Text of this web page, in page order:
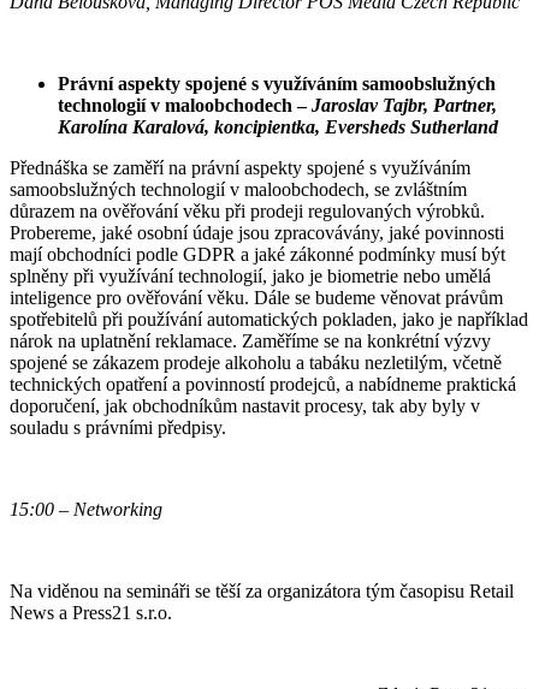
Právní aspekty spojené s využíváním samoobslužných
technologií v maloobchodech –Jaroslav Tajbr, Partner,
Karolína Karalová, koncipientka, Eversheds Sutherland
Přednáška se zaměří na právní aspekty spojené s využíváním
samoobslužných technologií v maloobchodech, se zvláštním
důrazem na ověřování věku při prodeji regulovaných výrobků.
Probereme, jaké osobní údaje jsou zpracovávány, jaké povinnosti
mají obchodníci podle GDPR a jaké zákonné podmínky musí být
splněny při využívání technologií, jako je biometrie nebo umělá
inteligence pro ověřování věku. Dále se budeme věnovat právům
spotřebitelů při používání automatických pokladen, jako je například
nárok na uplatnění reklamace. Zaměříme se na konkrétní výzvy
spojené se zákazem prodeje alkoholu a tabáku nezletilým, včetně
technických opatření a povinností prodejců, a nabídneme praktická
doporučení, jak obchodníkům nastavit procesy, tak aby byly v
souladu s právními předpisy.
15:00 – Networking
Na viděnou na semináři se těší za organizátora tým časopisu Retail
News a Press21 s.r.o.